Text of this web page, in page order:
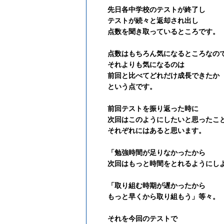
先日各中学校のテストが終了し
テストが続々と返却され出し
点数を聞き取っているところです。
点数はもちろん気になるところなの
それよりも気になるのは
前回と比べてどれだけ成長できたか
という点です。
前回テストを振り返った時に
次回はこのようにしたいと思ったこ
それぞれにはあると思います。
「勉強時間が足りなかったから
次回はもっと時間をとれるようにし
「取り組む時期が遅かったから
もっと早くから取り組もう 」 等々。
それを今回のテストで